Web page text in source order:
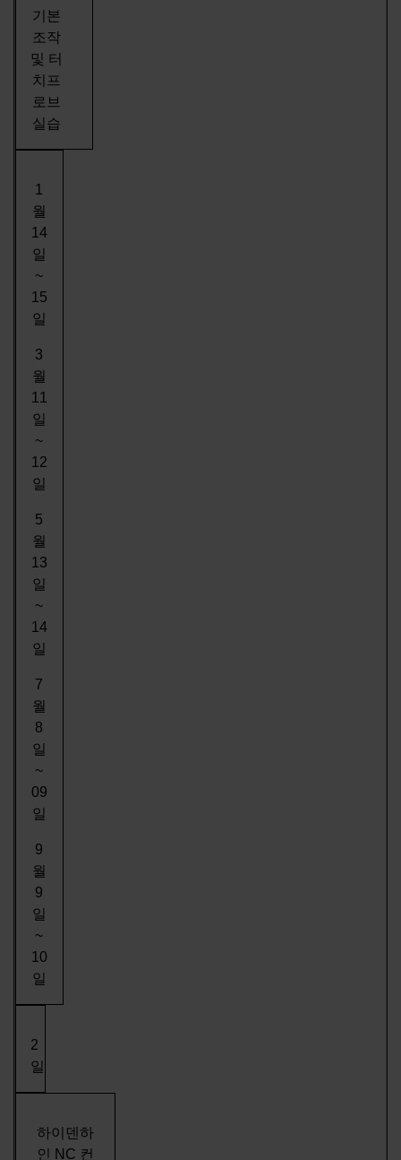
기본
조작
및 터
치프
로브
실습
1
월
14
일
~
15
일
3
월
11
일
~
12
일
5
월
13
일
~
14
일
7
월
8
일
~
09
일
9
월
9
일
~
10
일
2
일
하이덴하
인 NC 컨